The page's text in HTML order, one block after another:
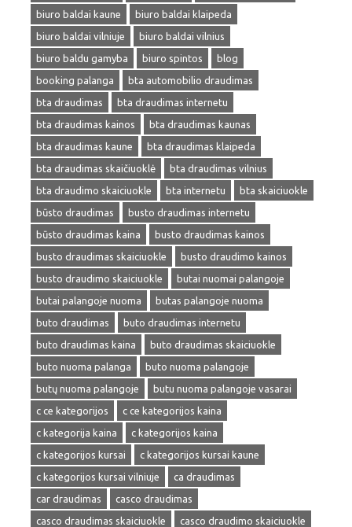
biuro baldai kaune
biuro baldai klaipeda
biuro baldai vilniuje
biuro baldai vilnius
biuro baldu gamyba
biuro spintos
blog
booking palanga
bta automobilio draudimas
bta draudimas
bta draudimas internetu
bta draudimas kainos
bta draudimas kaunas
bta draudimas kaune
bta draudimas klaipeda
bta draudimas skaičiuoklė
bta draudimas vilnius
bta draudimo skaiciuokle
bta internetu
bta skaiciuokle
būsto draudimas
busto draudimas internetu
būsto draudimas kaina
busto draudimas kainos
busto draudimas skaiciuokle
busto draudimo kainos
busto draudimo skaiciuokle
butai nuomai palangoje
butai palangoje nuoma
butas palangoje nuoma
buto draudimas
buto draudimas internetu
buto draudimas kaina
buto draudimas skaiciuokle
buto nuoma palanga
buto nuoma palangoje
butų nuoma palangoje
butu nuoma palangoje vasarai
c ce kategorijos
c ce kategorijos kaina
c kategorija kaina
c kategorijos kaina
c kategorijos kursai
c kategorijos kursai kaune
c kategorijos kursai vilniuje
ca draudimas
car draudimas
casco draudimas
casco draudimas skaiciuokle
casco draudimo skaiciuokle